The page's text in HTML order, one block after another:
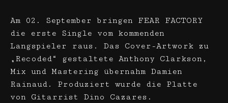
Am 02. September bringen FEAR FACTORY
die erste Single vom kommenden
Langspieler raus. Das Cover-Artwork zu
„Recoded“ gestaltete Anthony Clarkson,
Mix und Mastering übernahm Damien
Rainaud. Produziert wurde die Platte
von Gitarrist Dino Cazares.